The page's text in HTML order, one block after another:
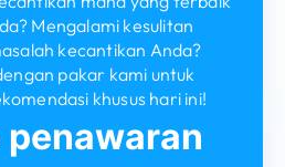
Mengalami kesulitan
kecantikan Anda?
pakar kami untuk
khusus hari ini!